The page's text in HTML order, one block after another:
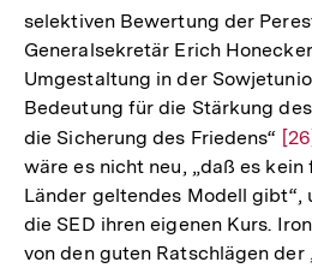
selektiven Bewertung der
Generalsekretär Erich
Umgestaltung in der
Bedeutung für die Stärkung
die Sicherung des Friedens“ Zur
der
wäre es nicht neu, „daß es
Länder geltendes Modell gibt“,
die SED ihren eigenen Kurs.
von den guten Ratschlägen der